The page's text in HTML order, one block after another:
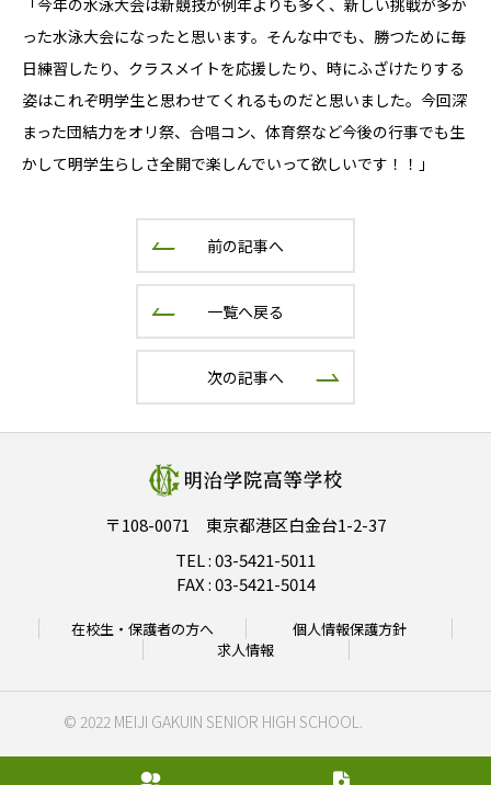
「今年の水泳大会は新競技が例年よりも多く、新しい挑戦が多か
った水泳大会になったと思います。そんな中でも、勝つために毎
日練習したり、クラスメイトを応援したり、時にふざけたりする
姿はこれぞ明学生と思わせてくれるものだと思いました。今回深
まった団結力をオリ祭、合唱コン、体育祭など今後の行事でも生
かして明学生らしさ全開で楽しんでいって欲しいです！！」
前の記事へ
一覧へ戻る
次の記事へ
〒108-0071 東京都港区白金台1-2-37
TEL :03-5421-5011
FAX : 03-5421-5014
在校生・保護者の方へ
個人情報保護方針
求人情報
© 2022 MEIJI GAKUIN SENIOR HIGH SCHOOL.